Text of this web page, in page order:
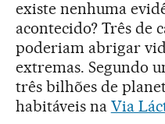
existe nenhuma
acontecido? Três de
poderiam abrigar
extremas. Segundo
três bilhões de
habitáveis na Via